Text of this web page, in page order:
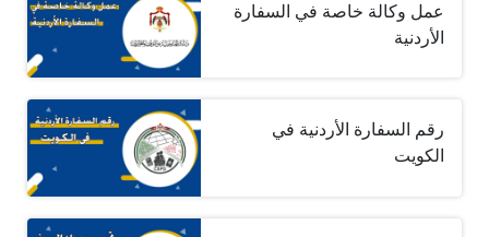
عمل وكالة خاصة في السفارة
الأردنية
رقم السفارة الأردنية في
الكويت